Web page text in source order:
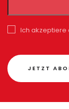
Ich akzeptiere
JETZT